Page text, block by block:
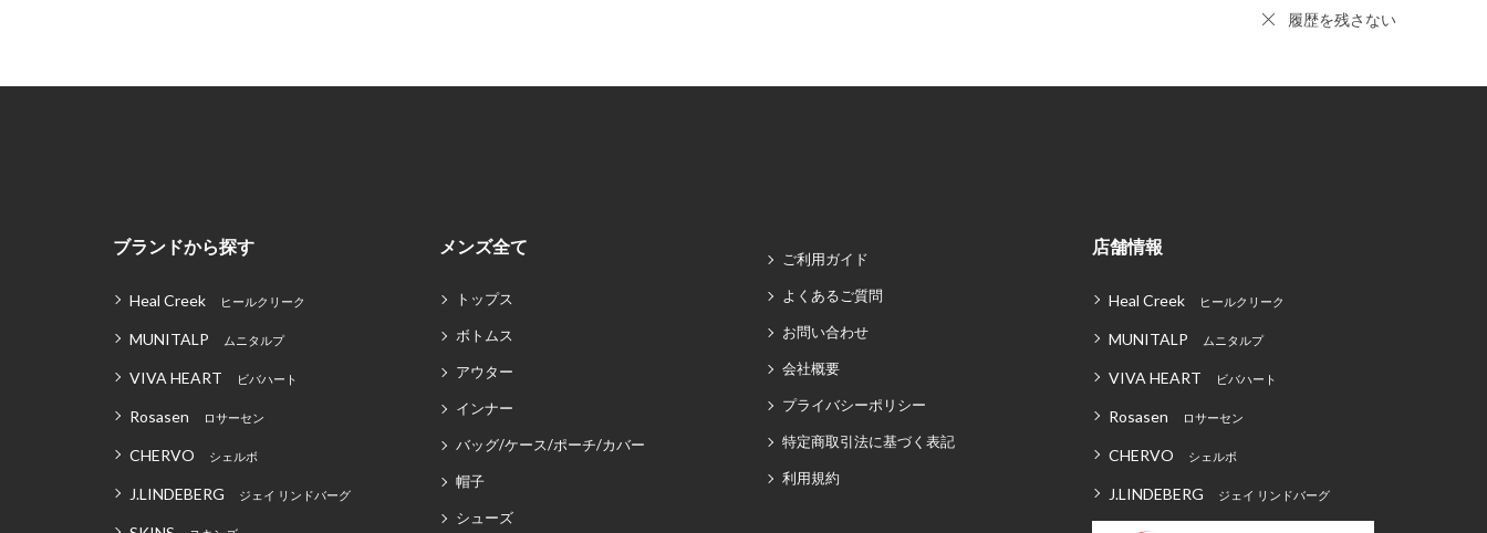
履歴を残さない
ブランドから探す
Heal Creek ヒールクリーク
MUNITALP ムニタルプ
VIVA HEART ビバハート
Rosasen ロサーセン
CHERVO シェルボ
J.LINDEBERG ジェイ リンドバーグ
メンズ全て
トップス
ボトムス
アウター
インナー
バッグ/ケース/ポーチ/カバー
帽子
シューズ
ご利用ガイド
よくあるご質問
お問い合わせ
会社概要
プライバシーポリシー
特定商取引法に基づく表記
利用規約
店舗情報
Heal Creek ヒールクリーク
MUNITALP ムニタルプ
VIVA HEART ビバハート
Rosasen ロサーセン
CHERVO シェルボ
J.LINDEBERG ジェイ リンドバーグ